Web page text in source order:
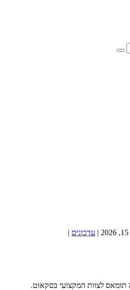
| עדכונים |
תומאס לצוות המקצועי כסקאוט.